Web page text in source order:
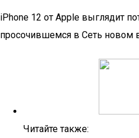
iPhone 12 от Apple выглядит
просочившемся в Сеть новом
Читайте также: